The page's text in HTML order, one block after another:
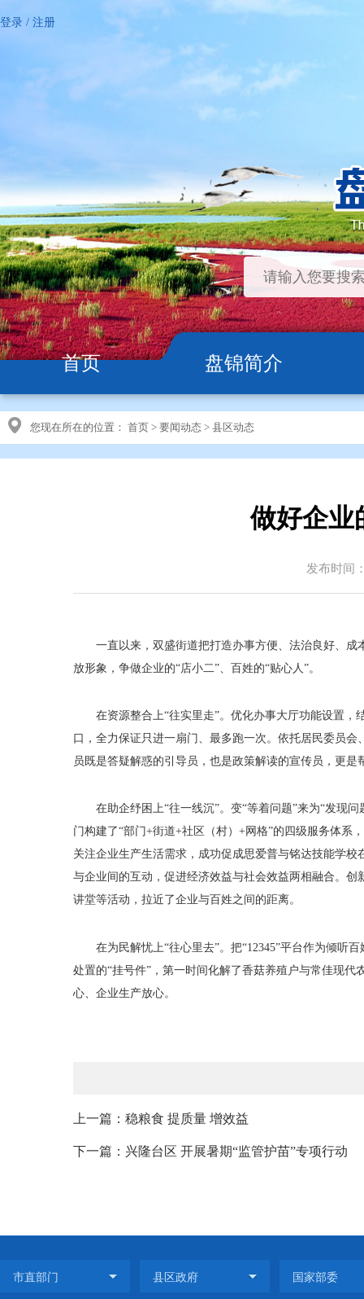
登录 / 注册
首页 盘锦简介
您现在所在的位置： 首页 > 要闻动态 > 县区动态
做好企业
发布时间
一直以来，双盛街道把打造办事方便、法治良好、
放形象，争做企业的“店小二”、百姓的“贴心人”。
在资源整合上“往实里走”。优化办事大厅功能设置
口，全力保证只进一扇门、最多跑一次。依托居民委员
员既是答疑解惑的引导员，也是政策解读的宣传员，更是
在助企纾困上“往一线沉”。变“等着问题”来为“发现
门构建了“部门+街道+社区（村）+网格”的四级服务体
关注企业生产生活需求，成功促成思爱普与铭达技能学
与企业间的互动，促进经济效益与社会效益两相融合。
讲堂等活动，拉近了企业与百姓之间的距离。
在为民解忧上“往心里去”。把“12345”平台作为倾听
处置的“挂号件”，第一时间化解了香菇养殖户与常佳现
心、企业生产放心。
上一篇：稳粮食 提质量 增效益
下一篇：兴隆台区 开展暑期“监管护苗”专项行动